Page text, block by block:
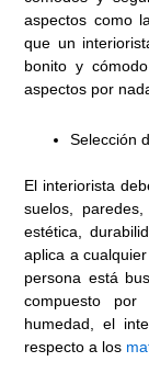
aspectos como
que un
bonito y
aspectos por
Selección
El interiorista
suelos,
estética,
aplica a
persona está
compuesto
humedad, el
respecto a los